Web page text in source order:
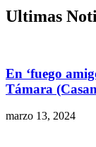
Ultimas
En ‘fuego
Támara
marzo 13, 2024